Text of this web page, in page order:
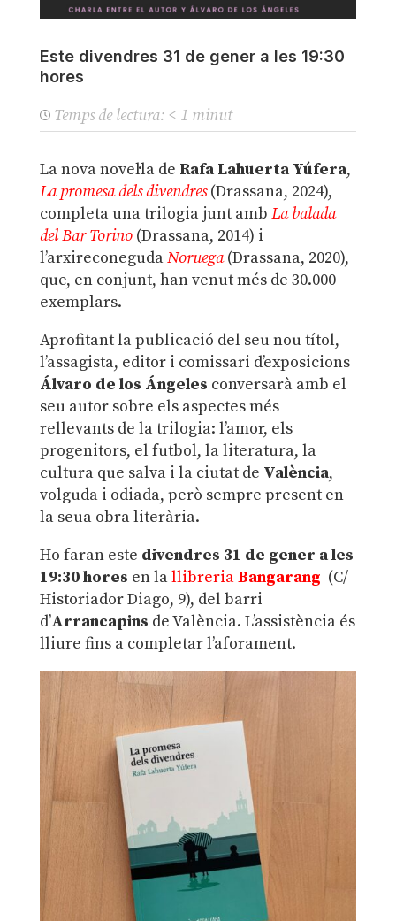
Este divendres 31 de gener a les 19:30
hores
Temps de lectura: < 1 minut
La nova novel·la de Rafa Lahuerta Yúfera,
La promesa dels divendres(Drassana, 2024),
completa una trilogia junt amb La balada
del Bar Torino(Drassana, 2014) i
l’arxireconegudaNoruega(Drassana, 2020),
que, en conjunt, han venut més de 30.000
exemplars.
Aprofitant la publicació del seu nou títol,
l’assagista, editor i comissari d’exposicions
Álvaro de los Ángeles conversarà amb el
seu autor sobre els aspectes més
rellevants de la trilogia: l’amor, els
progenitors, el futbol, la literatura, la
cultura que salva i la ciutat de València,
volguda i odiada, però sempre present en
la seua obra literària.
Ho faran este divendres 31 de gener a les
19:30 hores en lallibreriaBangarang (C/
Historiador Diago, 9), del barri
d’Arrancapins de València. L’assistència és
lliure fins a completar l’aforament.